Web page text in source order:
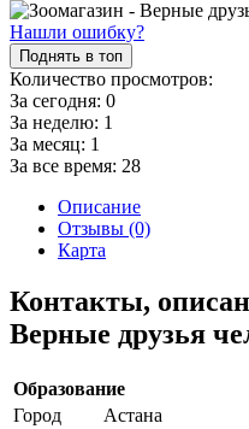
Нашли ошибку?
Поднять в топ
Количество просмотров:
За сегодня: 0
За неделю: 1
За месяц: 1
За все время: 28
Описание
Отзывы (0)
Карта
Контакты,
Верные друзья
Образование
Город
Астана